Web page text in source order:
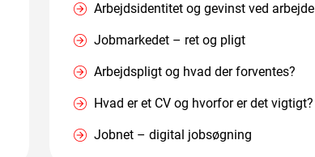
Arbejdsidentitet og gevinst ved arbejde
Jobmarkedet – ret og pligt
Arbejdspligt og hvad der forventes?
Hvad er et CV og hvorfor er det vigtigt?
Jobnet – digital jobsøgning